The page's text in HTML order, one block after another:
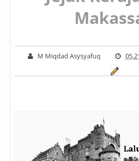
M Miqdad Asysyafuq